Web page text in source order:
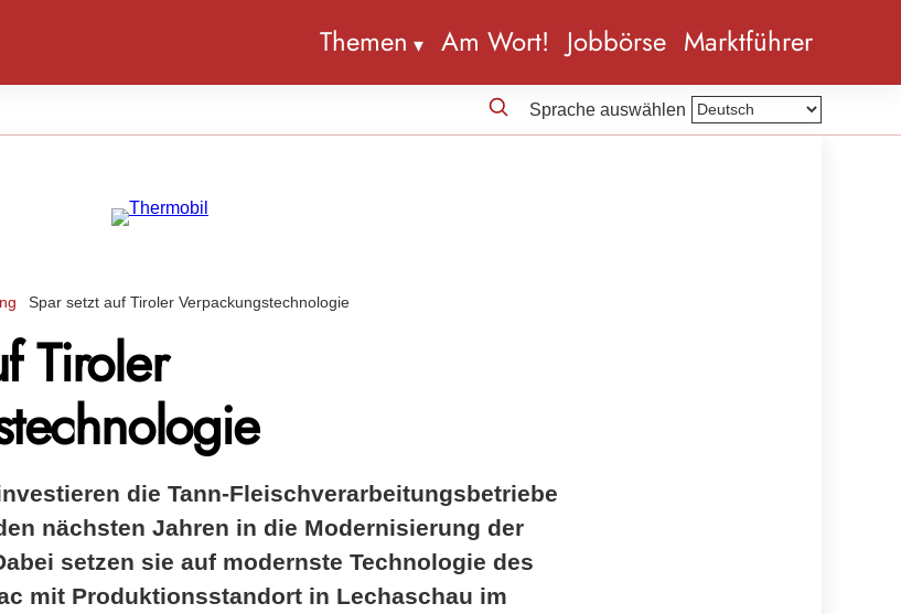
Themen Am Wort! Jobbörse Marktführer
Sprache auswählen
Spar setzt auf Tiroler Verpackungstechnologie
Tiroler
die Tann-Fleischverarbeitungsbetriebe
nächsten Jahren in die Modernisierung der
setzen sie auf modernste Technologie des
mit Produktionsstandort in Lechaschau im